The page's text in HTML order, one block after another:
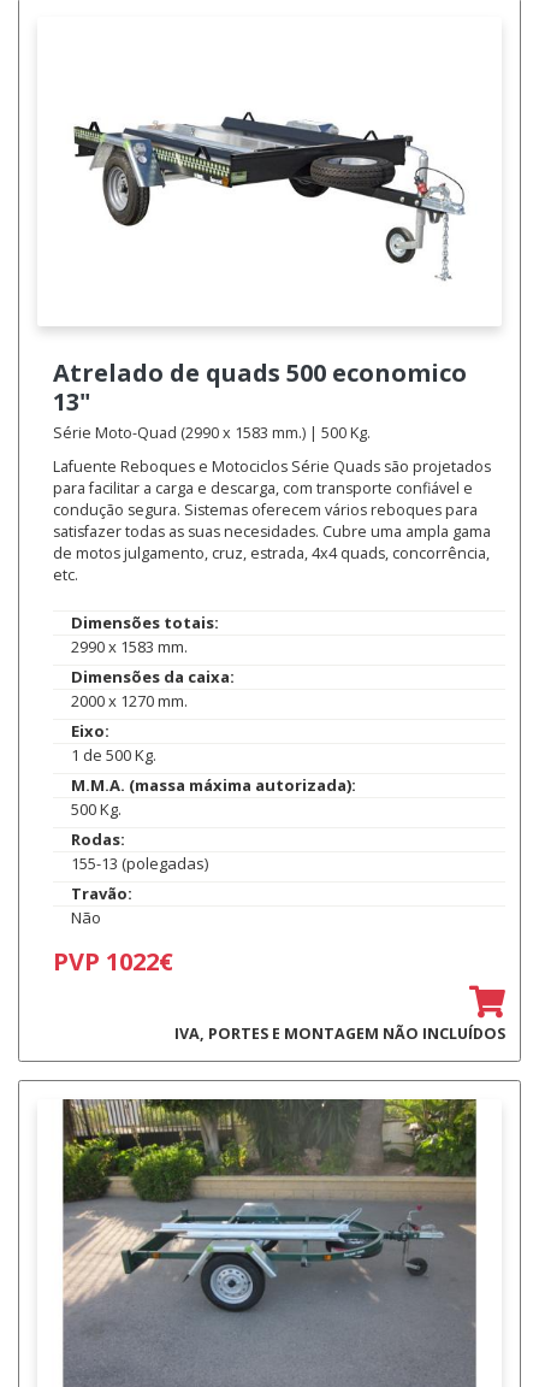
Atrelado de quads 500 economico
13"
Série Moto-Quad (2990 x 1583 mm.) | 500 Kg.
Lafuente Reboques e Motociclos Série Quads são projetados
para facilitar a carga e descarga, com transporte confiável e
condução segura. Sistemas oferecem vários reboques para
satisfazer todas as suas necesidades. Cubre uma ampla gama
de motos julgamento, cruz, estrada, 4x4 quads, concorrência,
etc.
Dimensões totais:
2990 x 1583 mm.
Dimensões da caixa:
2000 x 1270 mm.
Eixo:
1 de 500 Kg.
M.M.A. (massa máxima autorizada):
500 Kg.
Rodas:
155-13 (polegadas)
Travão:
Não
PVP 1022€
IVA, PORTES E MONTAGEM NÃO INCLUÍDOS